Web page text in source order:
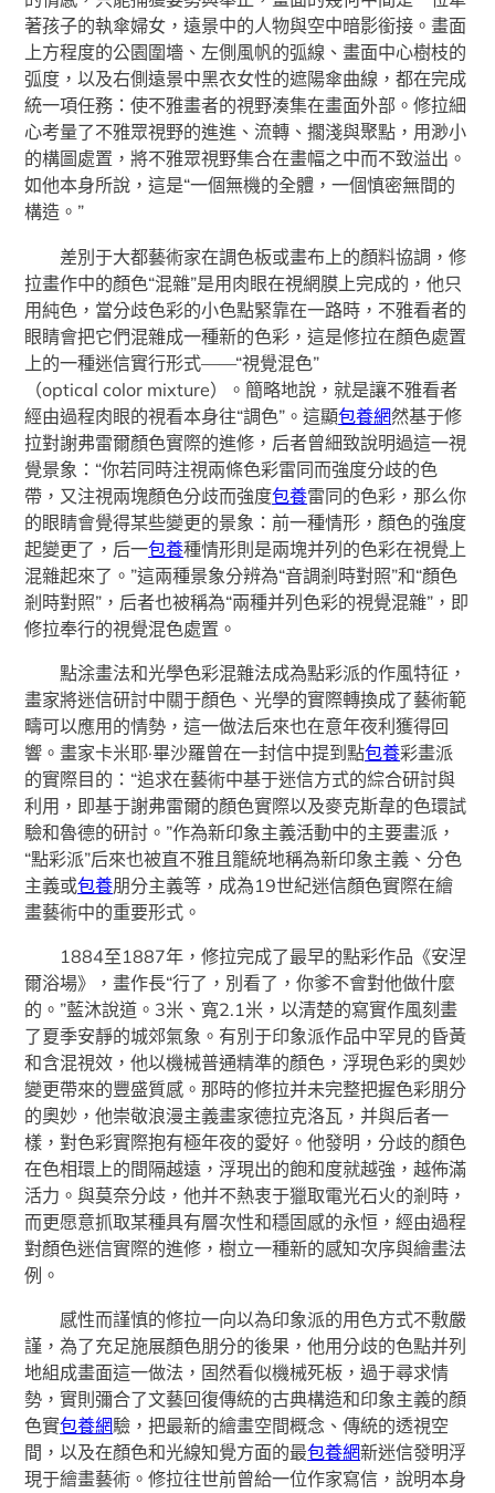
著孩子的執傘婦女，遠景中的人物與空中暗影銜接。畫面
上方程度的公園圍墻、左側風帆的弧線、畫面中心樹枝的
弧度，以及右側遠景中黑衣女性的遮陽傘曲線，都在完成
統一項任務：使不雅畫者的視野湊集在畫面外部。修拉細
心考量了不雅眾視野的進進、流轉、擱淺與聚點，用渺小
的構圖處置，將不雅眾視野集合在畫幅之中而不致溢出。
如他本身所說，這是“一個無機的全體，一個慎密無間的
構造。”
差別于大都藝術家在調色板或畫布上的顏料協調，修
拉畫作中的顏色“混雜”是用肉眼在視網膜上完成的，他只
用純色，當分歧色彩的小色點緊靠在一路時，不雅看者的
眼睛會把它們混雜成一種新的色彩，這是修拉在顏色處置
上的一種迷信實行形式——“視覺混色”
（optical color mixture）。簡略地說，就是讓不雅看者
經由過程肉眼的視看本身往“調色”。這顯包養網然基于修
拉對謝弗雷爾顏色實際的進修，后者曾細致說明過這一視
覺景象：“你若同時注視兩條色彩雷同而強度分歧的色
帶，又注視兩塊顏色分歧而強度包養雷同的色彩，那么你
的眼睛會覺得某些變更的景象：前一種情形，顏色的強度
起變更了，后一包養種情形則是兩塊并列的色彩在視覺上
混雜起來了。”這兩種景象分辨為“音調剎時對照”和“顏色
剎時對照”，后者也被稱為“兩種并列色彩的視覺混雜”，即
修拉奉行的視覺混色處置。
點涂畫法和光學色彩混雜法成為點彩派的作風特征，
畫家將迷信研討中關于顏色、光學的實際轉換成了藝術範
疇可以應用的情勢，這一做法后來也在意年夜利獲得回
響。畫家卡米耶·畢沙羅曾在一封信中提到點包養彩畫派
的實際目的：“追求在藝術中基于迷信方式的綜合研討與
利用，即基于謝弗雷爾的顏色實際以及麥克斯韋的色環試
驗和魯德的研討。”作為新印象主義活動中的主要畫派，
“點彩派”后來也被直不雅且籠統地稱為新印象主義、分色
主義或包養朋分主義等，成為19世紀迷信顏色實際在繪
畫藝術中的重要形式。
1884至1887年，修拉完成了最早的點彩作品《安涅
爾浴場》，畫作長“行了，別看了，你爹不會對他做什麼
的。”藍沐說道。3米、寬2.1米，以清楚的寫實作風刻畫
了夏季安靜的城郊氣象。有別于印象派作品中罕見的昏黃
和含混視效，他以機械普通精準的顏色，浮現色彩的奧妙
變更帶來的豐盛質感。那時的修拉并未完整把握色彩朋分
的奧妙，他崇敬浪漫主義畫家德拉克洛瓦，并與后者一
樣，對色彩實際抱有極年夜的愛好。他發明，分歧的顏色
在色相環上的間隔越遠，浮現出的飽和度就越強，越佈滿
活力。與莫奈分歧，他并不熱衷于獵取電光石火的剎時，
而更愿意抓取某種具有層次性和穩固感的永恒，經由過程
對顏色迷信實際的進修，樹立一種新的感知次序與繪畫法
例。
感性而謹慎的修拉一向以為印象派的用色方式不敷嚴
謹，為了充足施展顏色朋分的後果，他用分歧的色點并列
地組成畫面這一做法，固然看似機械死板，過于尋求情
勢，實則彌合了文藝回復傳統的古典構造和印象主義的顏
色實包養網驗，把最新的繪畫空間概念、傳統的透視空
間，以及在顏色和光線知覺方面的最包養網新迷信發明浮
現于繪畫藝術。修拉往世前曾給一位作家寫信，說明本身